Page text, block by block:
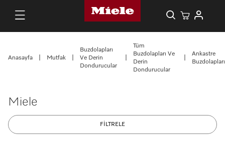
Anasayfa Mutfak
Buzdolapları
Ve Derin
Dondurucular
Tüm
Buzdolapları Ve
Derin
Dondurucular
Ankastre
Buzdolapları
Miele
FİLTRELE